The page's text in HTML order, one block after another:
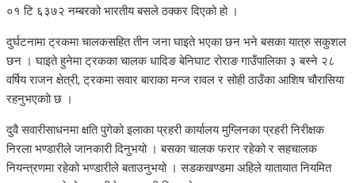
०१ टि ६३७२ नम्बरको भारतीय बसले ठक्कर दिएको हो ।
दुर्घटनामा ट्रकमा चालकसहित तीन जना घाइते भएका छन भने बसका यात्रु सकुशल
छन । घाइते हुनेमा ट्रकका चालक धादिङ बेनिघाट रोराङ गाउँपालिका ३ बस्ने २८
वर्षिय राजन क्षेत्री, ट्रकमा सवार बाराका मन्ज रावल र सोही ठाउँका आशिष चौरासिया
रहनुभएकााे छ ।
दुवै सवारीसाधनमा क्षति पुगेको इलाका प्रहरी कार्यालय मुग्लिनका प्रहरी निरीक्षक
निरला भण्डारीले जानकारी दिनुभयो । बसका चालक फरार रहेको र सहचालक
नियन्त्रणमा रहेको भण्डारीले बताउनुभयो । सडकखण्डमा अहिले यातायात नियमित